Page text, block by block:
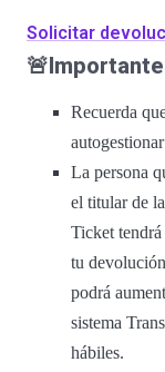
Solicitar
🚨Importante
Recuerda
La persona
el titular de
Ticket
tu
podrá
sistema
hábiles.